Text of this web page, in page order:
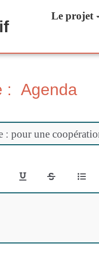
Le projet
: Agenda